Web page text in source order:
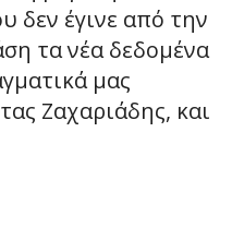
δεν έγινε από την
τα νέα δεδομένα
μας
Ζαχαριάδης, και